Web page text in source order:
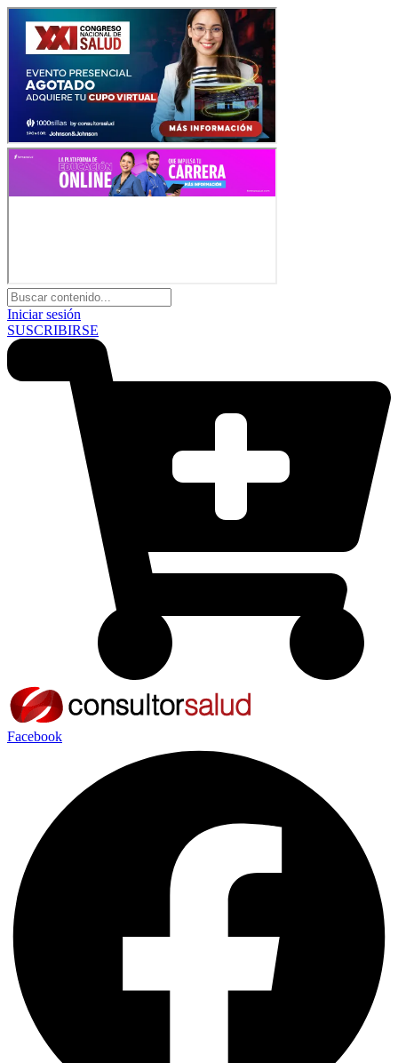
Iniciar sesión
SUSCRIBIRSE
Facebook